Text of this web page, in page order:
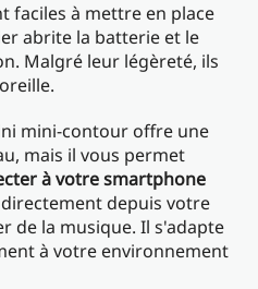
faciles à mettre en place
abrite la batterie et le
Malgré leur légèreté, ils
mini-contour offre une
mais il vous permet
à votre smartphone
depuis votre
de la musique. Il s'adapte
à votre environnement